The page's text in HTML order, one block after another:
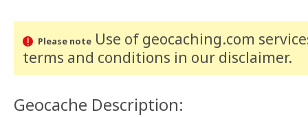
Please noteUse of geocaching.com
terms and conditions in our disclaimer.
Geocache Description: